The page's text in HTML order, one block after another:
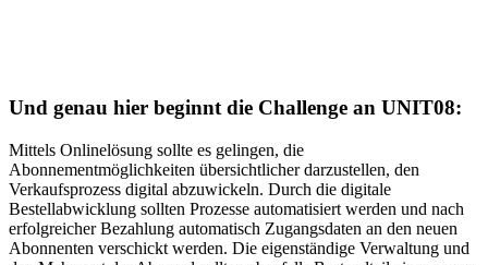
Und genau hier beginnt die Challenge an UNIT08:
Mittels Onlinelösung sollte es gelingen, die
Abonnementmöglichkeiten übersichtlicher darzustellen, den
Verkaufsprozess digital abzuwickeln. Durch die digitale
Bestellabwicklung sollten Prozesse automatisiert werden und nach
erfolgreicher Bezahlung automatisch Zugangsdaten an den neuen
Abonnenten verschickt werden. Die eigenständige Verwaltung und